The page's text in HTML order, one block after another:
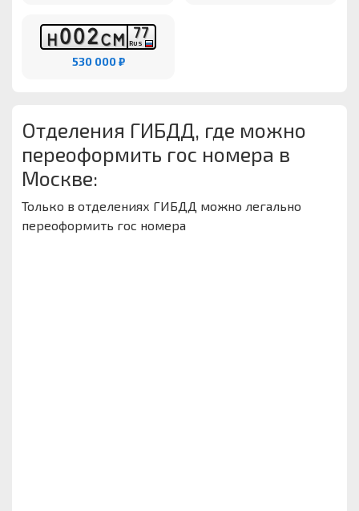
Н002СМ 77
RUS
530 000 ₽
Отделения ГИБДД, где можно
переоформить гос номера в
Москве:
Только в отделениях ГИБДД можно легально
переоформить гос номера